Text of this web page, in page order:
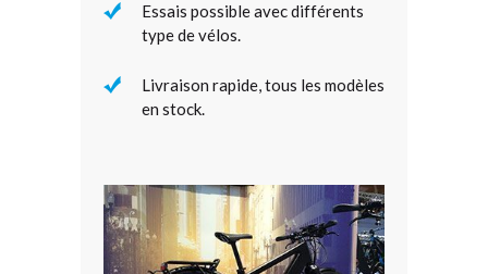
Essais possible avec différents
type de vélos.
Livraison rapide, tous les modèles
en stock.